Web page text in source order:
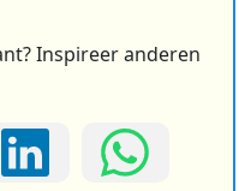
Inspireer anderen